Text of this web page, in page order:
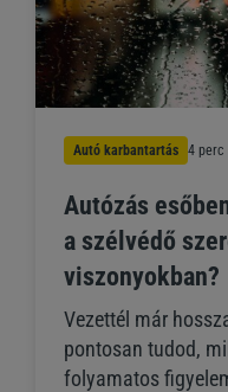
Autó karbantartás 4 perc
Autózás
a szélvédő
viszonyokban?
Vezettél már
pontosan tudod,
folyamatos